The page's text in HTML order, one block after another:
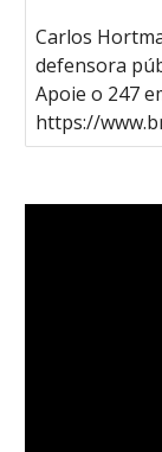
Carlos
defensora
Apoie o 247
https://